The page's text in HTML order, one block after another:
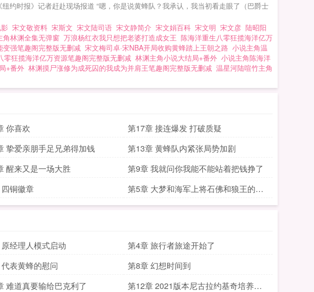
约时报》记者赶赴现场报道 “嗯，你是说黄蜂队？我承认，我当初看走眼了（巴爵士
宋文敬资料 宋斯文 宋文陆司语 宋文静简介 宋文娟百科 宋文明 宋文彦 陆昭阳
角林渊全集无弹窗 万浪杨红衣我只想把老婆打造成女王 陈海洋重生八零狂揽海洋亿万
强笔趣阁完整版无删减 宋文梅司卓·宋NBA开局收购黄蜂踏上王朝之路 小说主角温
零狂揽海洋亿万资源笔趣阁完整版无删减 林渊主角小说大结局+番外 小说主角陈海洋
+番外 林渊摸尸涨修为成死囚的我成为并肩王笔趣阁完整版无删减 温星河陆喧竹主角
你喜欢
第17章 接连爆发 打破质疑
挚爱亲朋手足兄弟得加钱
第13章 黄蜂队内紧张局势加剧
醒来又是一场大胜
第9章 我就问你我能不能站着把钱挣了
铜徽章
第5章 大梦和海军上将石佛和狼王的差
别
经理人模式启动
第4章 旅行者旅途开始了
表黄蜂的慰问
第8章 幻想时间到
难道真要输给巴克利了
第12章 2021版本尼古拉约基奇培养模